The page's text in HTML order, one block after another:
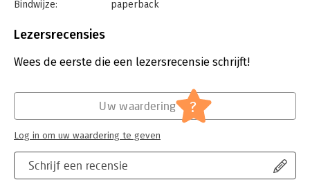
Bindwijze:
paperback
Uitgever:
Verschijningsdatum:
4-7-2018
Lezersrecensies
Wees de eerste die een lezersrecensie schrijft!
Schrijf een recensie
Uw waardering ?
Log in om uw waardering te geven